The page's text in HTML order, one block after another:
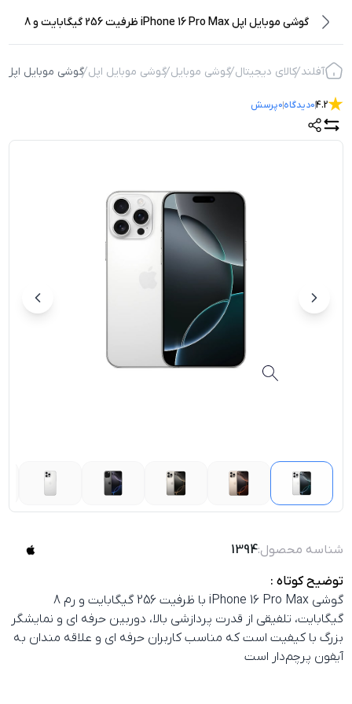
گوشی موبایل اپل iPhone 16 Pro Max ظرفیت 256 گیگابایت و 8
آفلند کالای دیجیتال گوشی موبایل گوشی موبایل اپل گوشی موبایل اپل iPhone 16 Pro Max ظرفیت 256 گیگابایت و 8 گیگابایت رم
4.2
0دیدگاه0پرسش
شناسه محصول:1394
توضیح کوتاه :
گوشی iPhone 16 Pro Max با ظرفیت 256 گیگابایت و رم 8
گیگابایت، تلفیقی از قدرت پردازشی بالا، دوربین حرفه‌ ای و نمایشگر
بزرگ با کیفیت است که مناسب کاربران حرفه‌ ای و علاقه‌ مندان به
آیفون پرچم‌دار است